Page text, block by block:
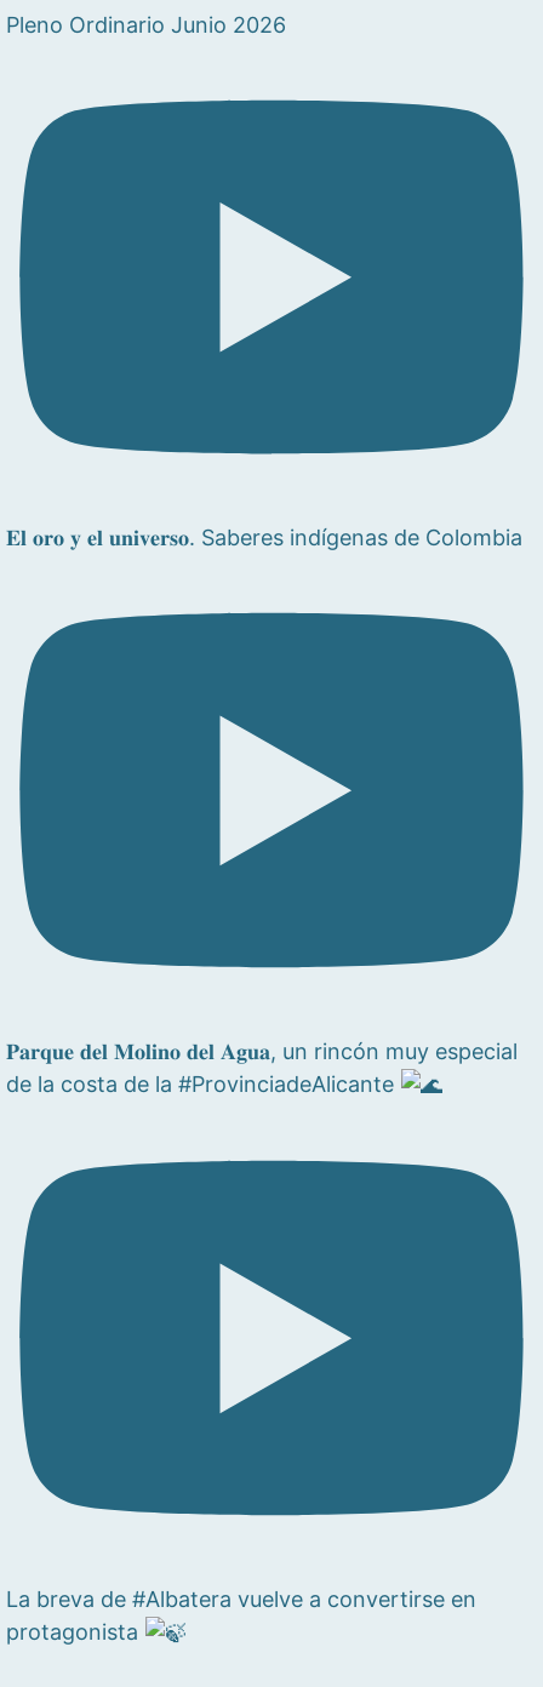
Pleno Ordinario Junio 2026
𝐄𝐥 𝐨𝐫𝐨 𝐲 𝐞𝐥 𝐮𝐧𝐢𝐯𝐞𝐫𝐬𝐨. Saberes indígenas de Colombia
𝐏𝐚𝐫𝐪𝐮𝐞 𝐝𝐞𝐥 𝐌𝐨𝐥𝐢𝐧𝐨 𝐝𝐞𝐥 𝐀𝐠𝐮𝐚, un rincón muy especial
de la costa de la #ProvinciadeAlicante
La breva de #Albatera vuelve a convertirse en
protagonista